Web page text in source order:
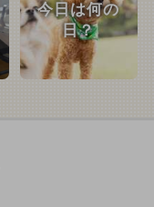
今日は何の
日？